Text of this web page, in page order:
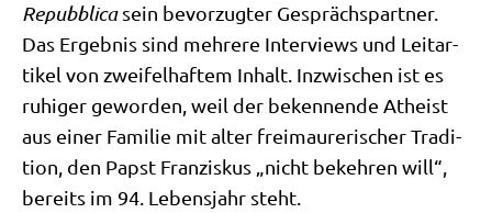
Repubbli­casein bevor­zug­ter Gesprächs­part­ner.
Das Ergeb­nis sind meh­re­re Inter­views und Leit­ar­
ti­kel von zwei­fel­haf­tem Inhalt. Inzwi­schen ist es
ruhi­ger gewor­den, weil der beken­nen­de Athe­ist
aus einer Fami­lie mit alter frei­mau­re­ri­scher Tra­di­
ti­on, den Papst Fran­zis­kus „nicht bekeh­ren will“,
bereits im 94. Lebens­jahr steht.